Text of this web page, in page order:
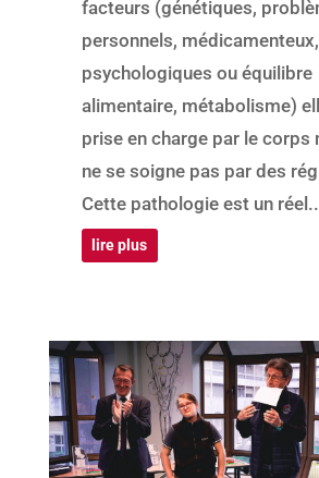
facteurs (génétiques,
personnels, médicamenteux,
psychologiques ou équilibre
alimentaire, métabolisme)
prise en charge par le corps
ne se soigne pas par des
Cette pathologie est un
lire plus